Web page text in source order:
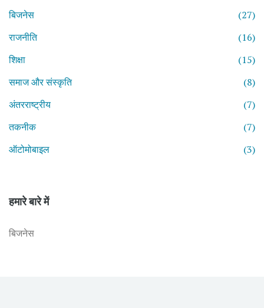
बिजनेस
(27)
राजनीति
(16)
शिक्षा
(15)
समाज और संस्कृति
(8)
अंतरराष्ट्रीय
(7)
तकनीक
(7)
ऑटोमोबाइल
(3)
हमारे बारे में
बिजनेस